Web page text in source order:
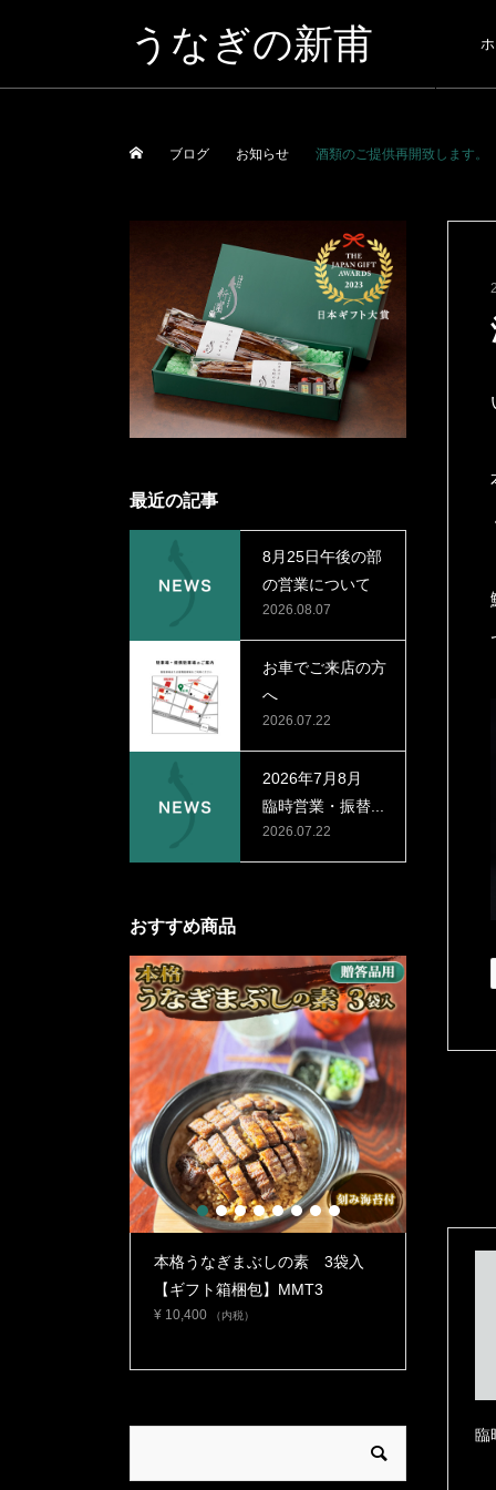
うなぎの新甫
ブログ お知らせ 酒類のご提供再開致します。
臨
最近の記事
8月25日午後の部
の営業について
2026.08.07
お車でご来店の方
へ
2026.07.22
2026年7月8月
臨時営業・振替...
2026.07.22
おすすめ商品
本格うなぎまぶしの素 3袋入
【ギフト箱梱包】MMT3
¥ 10,400 （内税）
1 2 3 4 5 6 7 8